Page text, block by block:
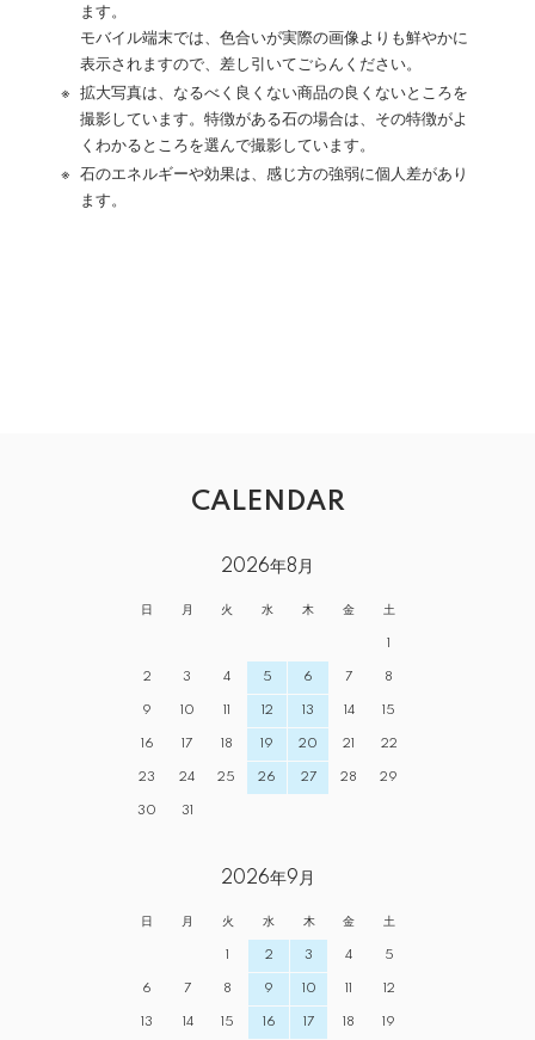
ます。
モバイル端末では、色合いが実際の画像よりも鮮やかに
表示されますので、差し引いてごらんください。
※
拡大写真は、なるべく良くない商品の良くないところを
撮影しています。特徴がある石の場合は、その特徴がよ
くわかるところを選んで撮影しています。
※
石のエネルギーや効果は、感じ方の強弱に個人差があり
ます。
CALENDAR
2026年8月
日 月 火 水 木 金 土
1
2 3 4 5 6 7 8
9 10 11 12 13 14 15
16 17 18 19 20 21 22
23 24 25 26 27 28 29
30 31
2026年9月
日 月 火 水 木 金 土
1 2 3 4 5
6 7 8 9 10 11 12
13 14 15 16 17 18 19